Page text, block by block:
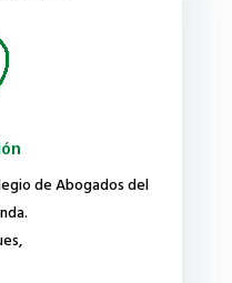
de Abogados del